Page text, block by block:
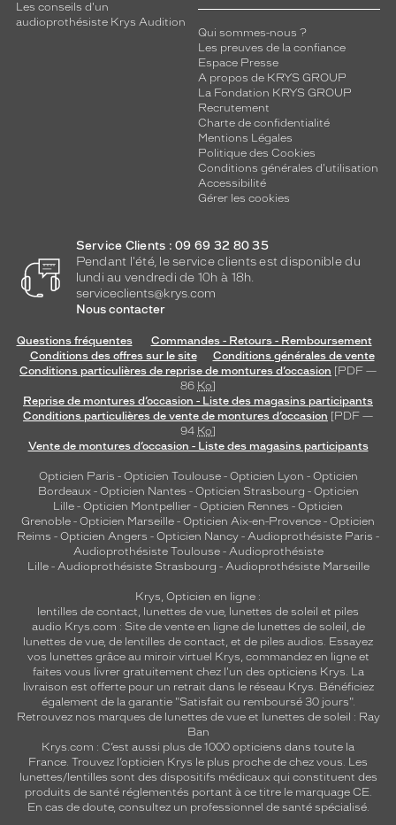
Les conseils d'un
audioprothésiste Krys Audition
Qui sommes-nous ?
Les preuves de la confiance
Espace Presse
A propos de KRYS GROUP
La Fondation KRYS GROUP
Recrutement
Charte de confidentialité
Mentions Légales
Politique des Cookies
Conditions générales d'utilisation
Accessibilité
Gérer les cookies
Service Clients : 09 69 32 80 35
Pendant l'été, le service clients est disponible du
lundi au vendredi de 10h à 18h.
serviceclients@krys.com
Nous contacter
Questions fréquentes
Commandes - Retours - Remboursement
Conditions des offres sur le site
Conditions générales de vente
Conditions particulières de reprise de montures d’occasion [PDF —
86 Ko]
Reprise de montures d’occasion - Liste des magasins participants
Conditions particulières de vente de montures d’occasion [PDF —
94 Ko]
Vente de montures d’occasion - Liste des magasins participants
Opticien Paris - Opticien Toulouse- Opticien Lyon - Opticien
Bordeaux- Opticien Nantes - Opticien Strasbourg - Opticien
Lille - Opticien Montpellier - Opticien Rennes - Opticien
Grenoble - Opticien Marseille - Opticien Aix-en-Provence - Opticien
Reims - Opticien Angers - Opticien Nancy - Audioprothésiste Paris -
Audioprothésiste Toulouse- Audioprothésiste
Lille- Audioprothésiste Strasbourg - Audioprothésiste Marseille
Krys, Opticien en ligne :
lentilles de contact, lunettes de vue, lunettes de soleil et piles
audio Krys.com : Site de vente en ligne de lunettes de soleil, de
lunettes de vue, de lentilles de contact, et de piles audios. Essayez
vos lunettes grâce au miroir virtuel Krys, commandez en ligne et
faites vous livrer gratuitement chez l'un des opticiens Krys. La
livraison est offerte pour un retrait dans le réseau Krys. Bénéficiez
également de la garantie "Satisfait ou remboursé 30 jours".
Retrouvez nos marques de lunettes de vue et lunettes de soleil : Ray
Ban
Krys.com : C’est aussi plus de 1000 opticiens dans toute la
France. Trouvez l’opticien Krys le plus proche de chez vous. Les
lunettes/lentilles sont des dispositifs médicaux qui constituent des
produits de santé réglementés portant à ce titre le marquage CE.
En cas de doute, consultez un professionnel de santé spécialisé.